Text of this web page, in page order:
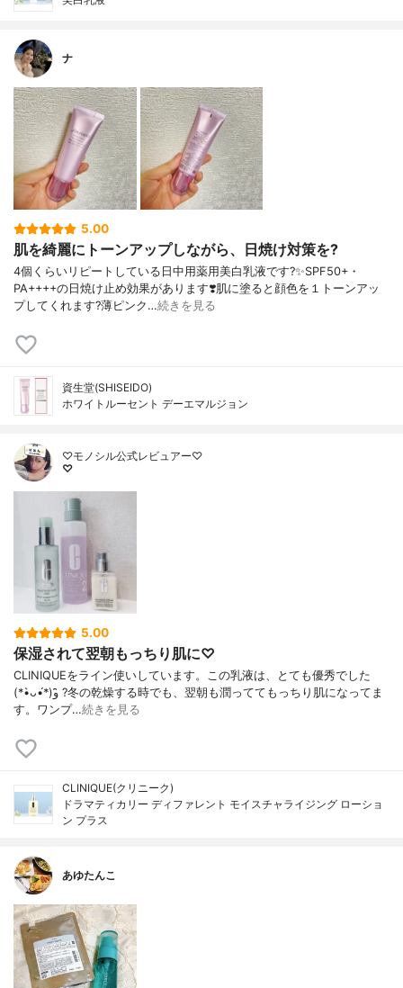
ナ
5.00
肌を綺麗にトーンアップしながら、日焼け対策を?
4個くらいリピートしている日中用薬用美白乳液です?✨SPF50+・
PA++++の日焼け止め効果があります❣️肌に塗ると顔色を１トーンアッ
プしてくれます?薄ピンク…続きを見る
資生堂(SHISEIDO)
ホワイトルーセント デーエマルジョン
♡モノシル公式レビュアー♡
♡
5.00
保湿されて翌朝もっちり肌に♡
CLINIQUEをライン使いしています。この乳液は、とても優秀でした
(*•̀ᴗ•́*)و ̑̑?冬の乾燥する時でも、翌朝も潤っててもっちり肌になってま
す。ワンプ…続きを見る
CLINIQUE(クリニーク)
ドラマティカリー ディファレント モイスチャライジング ローショ
ン プラス
あゆたんこ